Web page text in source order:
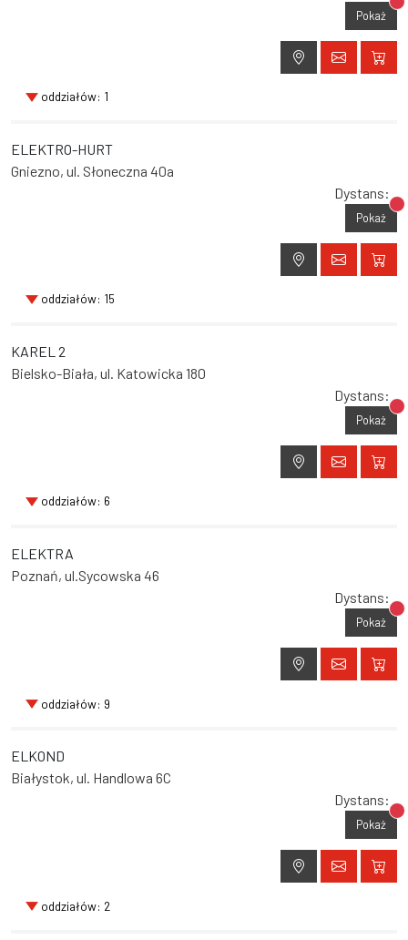
Pokaż
oddziałów: 1
ELEKTRO-HURT
Gniezno, ul. Słoneczna 40a
Dystans:
Pokaż
oddziałów: 15
KAREL 2
Bielsko-Biała, ul. Katowicka 180
Dystans:
Pokaż
oddziałów: 6
ELEKTRA
Poznań, ul.Sycowska 46
Dystans:
Pokaż
oddziałów: 9
ELKOND
Białystok, ul. Handlowa 6C
Dystans:
Pokaż
oddziałów: 2